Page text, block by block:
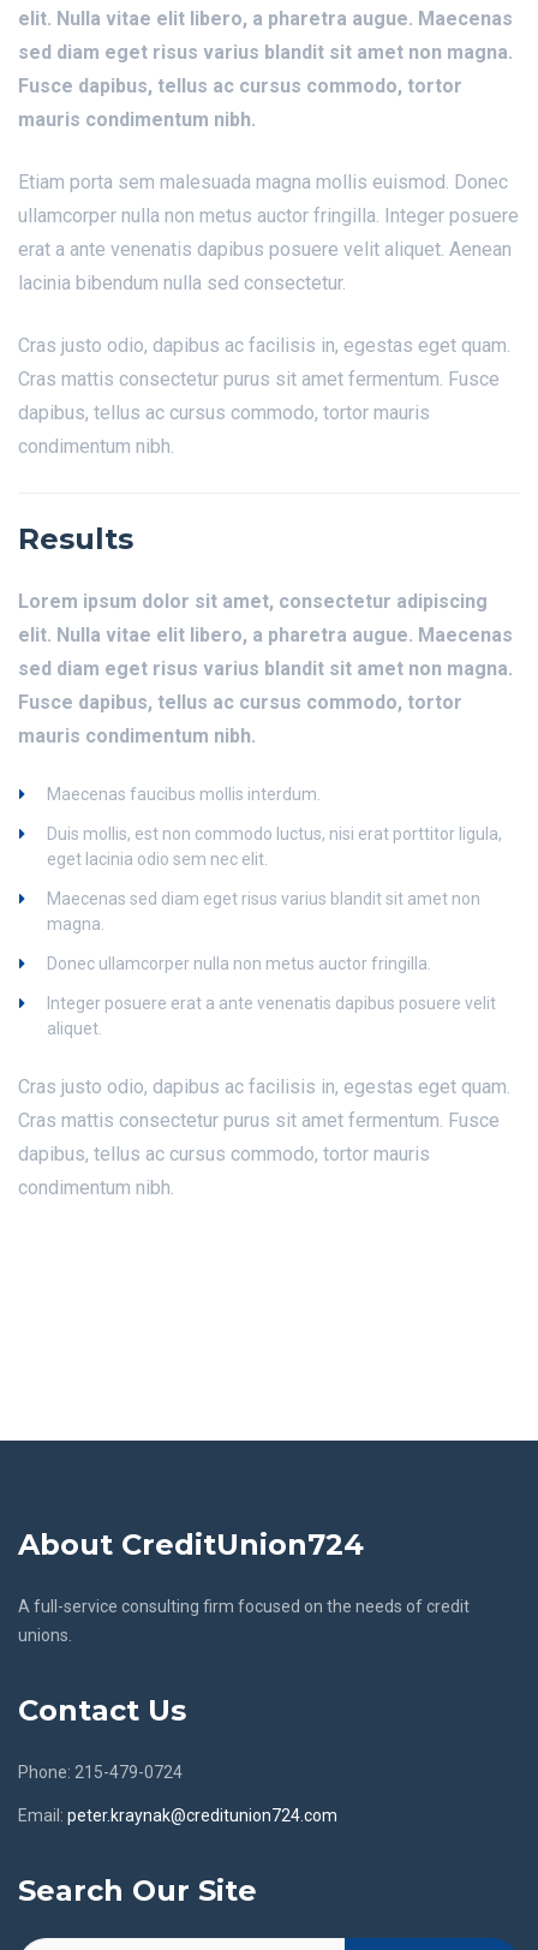
elit. Nulla vitae elit libero, a pharetra augue. Maecenas
sed diam eget risus varius blandit sit amet non magna.
Fusce dapibus, tellus ac cursus commodo, tortor
mauris condimentum nibh.
Etiam porta sem malesuada magna mollis euismod. Donec
ullamcorper nulla non metus auctor fringilla. Integer posuere
erat a ante venenatis dapibus posuere velit aliquet. Aenean
lacinia bibendum nulla sed consectetur.
Cras justo odio, dapibus ac facilisis in, egestas eget quam.
Cras mattis consectetur purus sit amet fermentum. Fusce
dapibus, tellus ac cursus commodo, tortor mauris
condimentum nibh.
Results
Lorem ipsum dolor sit amet, consectetur adipiscing
elit. Nulla vitae elit libero, a pharetra augue. Maecenas
sed diam eget risus varius blandit sit amet non magna.
Fusce dapibus, tellus ac cursus commodo, tortor
mauris condimentum nibh.
Maecenas faucibus mollis interdum.
Duis mollis, est non commodo luctus, nisi erat porttitor ligula,
eget lacinia odio sem nec elit.
Maecenas sed diam eget risus varius blandit sit amet non
magna.
Donec ullamcorper nulla non metus auctor fringilla.
Integer posuere erat a ante venenatis dapibus posuere velit
aliquet.
Cras justo odio, dapibus ac facilisis in, egestas eget quam.
Cras mattis consectetur purus sit amet fermentum. Fusce
dapibus, tellus ac cursus commodo, tortor mauris
condimentum nibh.
About CreditUnion724
A full-service consulting firm focused on the needs of credit
unions.
Contact Us
Phone: 215-479-0724
Email: peter.kraynak@creditunion724.com
Search Our Site